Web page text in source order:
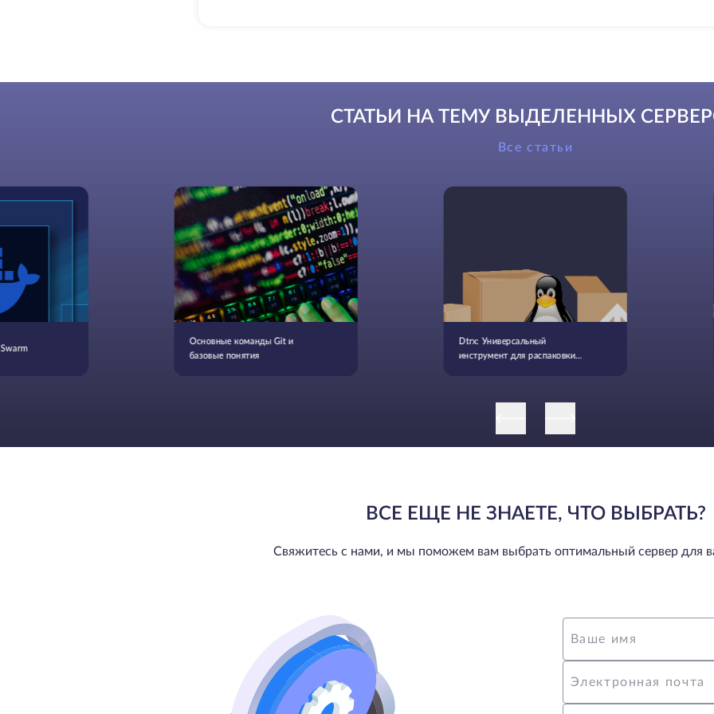
СТАТЬИ НА ТЕМУ ВЫДЕЛЕННЫХ
Все статьи
Основные команды Git и
базовые понятия
Dtrx: Универсальный
инструмент для распаковки
ВСЕ ЕЩЕ НЕ ЗНАЕТЕ, ЧТО ВЫБРАТЬ?
Свяжитесь с нами, и мы поможем вам выбрать оптимальный сервер для
Ваше имя
Электронная почта